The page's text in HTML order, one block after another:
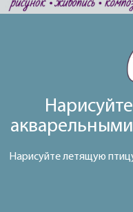
Нарисуйте летящую